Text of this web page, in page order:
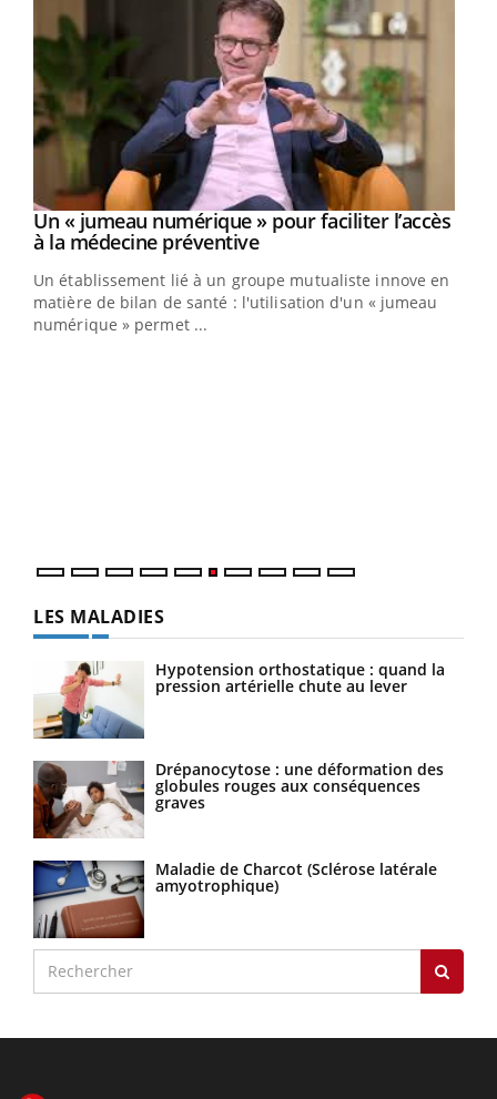
Youtube
Un « jumeau numérique » pour faciliter l’accès
à la médecine préventiveYoutube
Un établissement lié à un groupe mutualiste innove en
matière de bilan de santé : l'utilisation d'un « jumeau
numérique » permet ...
LES MALADIES
Hypotension orthostatique : quand la
pression artérielle chute au lever
Drépanocytose : une déformation des
globules rouges aux conséquences
graves
Maladie de Charcot (Sclérose latérale
amyotrophique)